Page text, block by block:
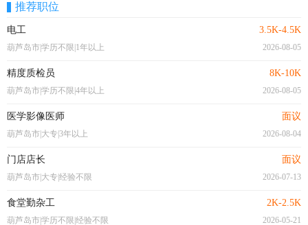
推荐职位
电工 3.5K-4.5K
葫芦岛市|学历不限|1年以上 2026-08-05
精度质检员 8K-10K
葫芦岛市|学历不限|4年以上 2026-08-05
医学影像医师 面议
葫芦岛市|大专|3年以上 2026-08-04
门店店长 面议
葫芦岛市|大专|经验不限 2026-07-13
食堂勤杂工 2K-2.5K
葫芦岛市|学历不限|经验不限 2026-05-21